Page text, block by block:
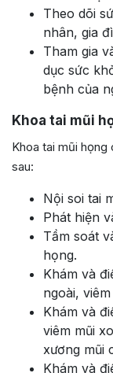
Theo dõi
nhân, gia
Tham gia
dục sức
bệnh của
Khoa tai mũi
Khoa tai mũi
sau:
Nội soi tai
Phát hiện
Tầm soát
họng.
Khám và
ngoài,
Khám và
viêm mũi
xương mũi
Khám và